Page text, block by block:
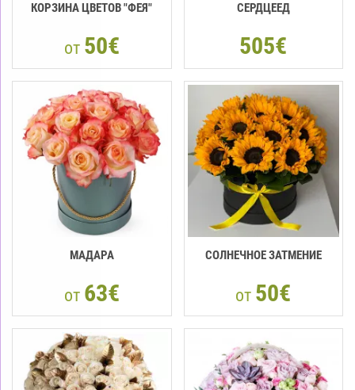
КОРЗИНА ЦВЕТОВ "ФЕЯ"
от 50€
CЕРДЦЕЕД
505€
МАДАРА
от 63€
СОЛНЕЧНОЕ ЗАТМЕНИЕ
от 50€